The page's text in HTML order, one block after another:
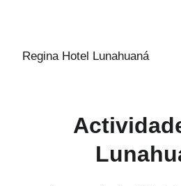
Regina Hotel Lunahuaná